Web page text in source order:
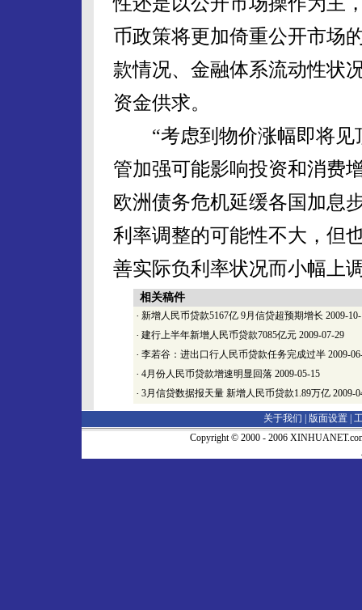
币政策将更加倚重公开市场
款情况、金融体系流动性状
资金供求。
“考虑到物价涨幅即将见
管加强可能影响投资和消费
欧洲债务危机延缓各国加息
利率调整的可能性不大，但
善实际负利率状况而小幅上
相关稿件
· 新增人民币贷款5167亿 9月信贷超预期增长 2009-
· 建行上半年新增人民币贷款7085亿元 2009-07-29
· 李若谷：进出口行人民币贷款任务完成过半 2009-
· 4月份人民币贷款增速明显回落 2009-05-15
· 3月信贷数据报天量 新增人民币贷款1.89万亿 2009-
关于我们 | 版面设置
Copyright © 2000 - 2006